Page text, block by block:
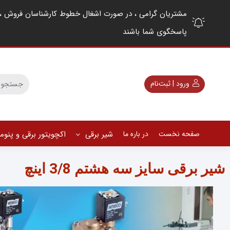
پاسخگوی شما باشند
ورود | ثبت‌نام
صفحه نخست در باره ما شیر برقی اکچویتور برقی و
شیر برقی سایز سه هشتم 3/8 اینچ